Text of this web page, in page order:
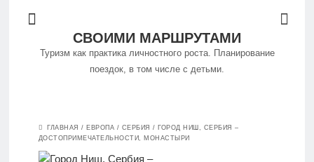
СВОИМИ МАРШРУТАМИ
Туризм как практика личностного роста. Планирование
поездок, в том числе с детьми.
путешествий
ГЛАВНАЯ / ЕВРОПА / СЕРБИЯ / ГОРОД НИШ, СЕРБИЯ –
ДОСТОПРИМЕЧАТЕЛЬНОСТИ, МОНАСТЫРИ